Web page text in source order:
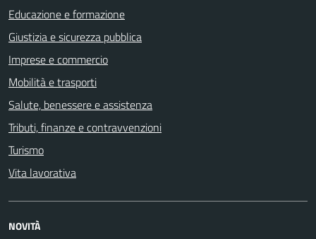
Educazione e formazione
Giustizia e sicurezza pubblica
Imprese e commercio
Mobilità e trasporti
Salute, benessere e assistenza
Tributi, finanze e contravvenzioni
Turismo
Vita lavorativa
NOVITÀ